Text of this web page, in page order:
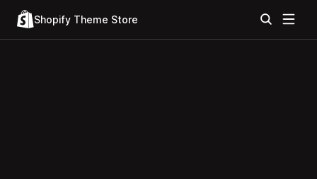
Shopify Theme Store